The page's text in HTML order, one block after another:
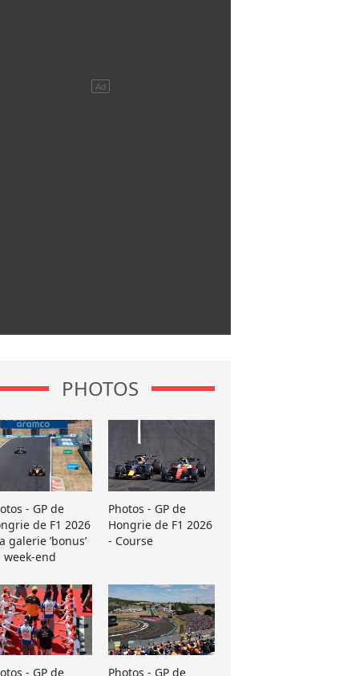
PHOTOS
- GP de
de F1 2026
galerie ’bonus’
week-end
Photos - GP de
Hongrie de F1 2026
- Course
- GP de
Photos - GP de